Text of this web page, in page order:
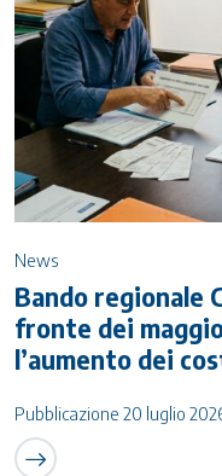
News
Bando regionale
fronte dei
l’aumento dei
Pubblicazione 20 luglio